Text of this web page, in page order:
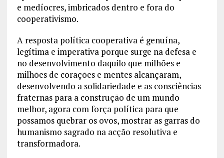
e medíocres, imbricados dentro e fora do
cooperativismo.
A resposta política cooperativa é genuína,
legítima e imperativa porque surge na defesa e
no desenvolvimento daquilo que milhões e
milhões de corações e mentes alcançaram,
desenvolvendo a solidariedade e as consciências
fraternas para a construção de um mundo
melhor, agora com força política para que
possamos quebrar os ovos, mostrar as garras do
humanismo sagrado na acção resolutiva e
transformadora.